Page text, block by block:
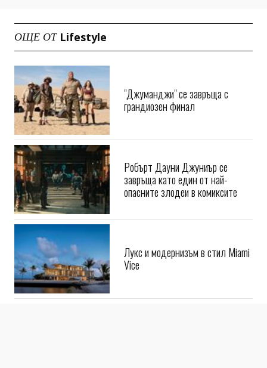
ОЩЕ ОТ Lifestyle
"Джуманджи" се завръща с
грандиозен финал
Робърт Дауни Джуниър се
завръща като един от най-
опасните злодеи в комиксите
Лукс и модернизъм в стил Miami
Vice